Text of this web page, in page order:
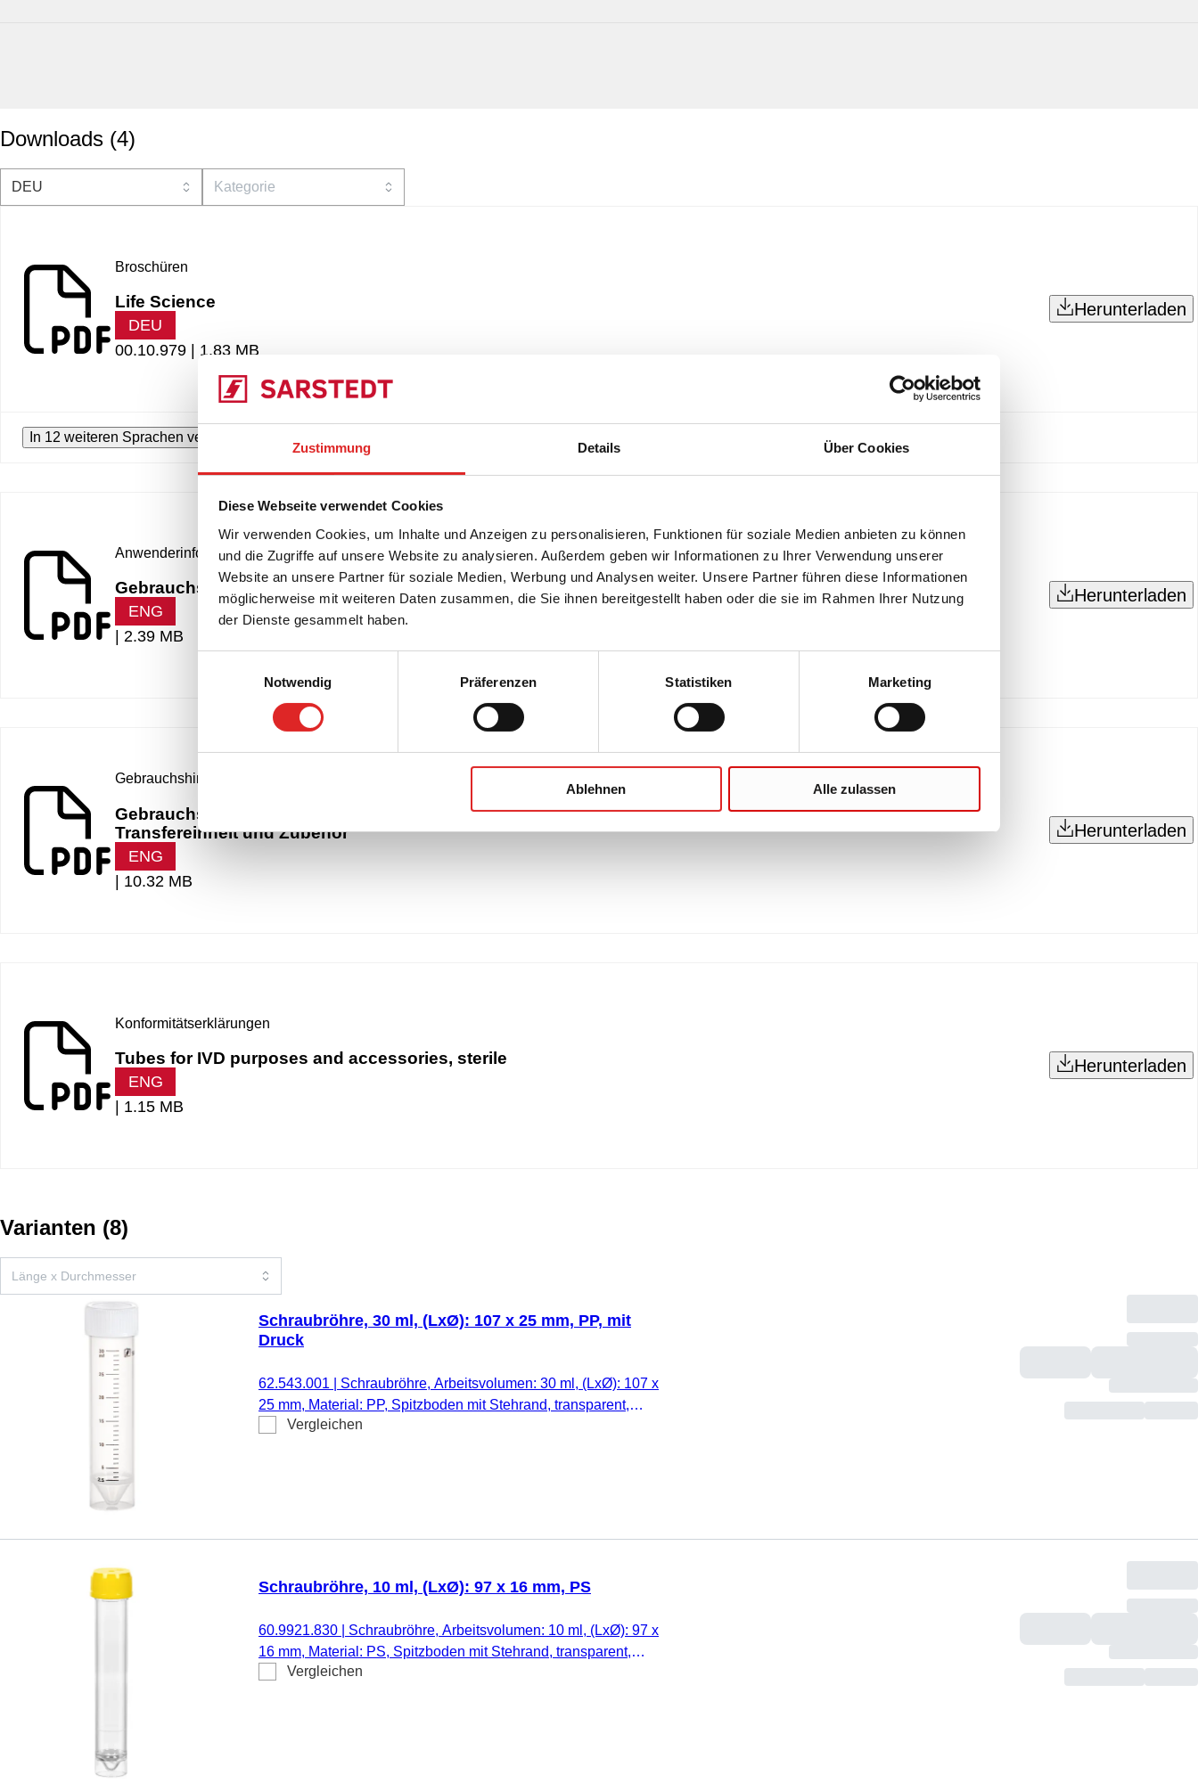
Zustimmung Details Über Cookies
Diese Webseite verwendet Cookies
Wir verwenden Cookies, um Inhalte und Anzeigen zu personalisieren, Funktionen für soziale Medien anbieten zu können
und die Zugriffe auf unsere Website zu analysieren. Außerdem geben wir Informationen zu Ihrer Verwendung unserer
Website an unsere Partner für soziale Medien, Werbung und Analysen weiter. Unsere Partner führen diese Informationen
möglicherweise mit weiteren Daten zusammen, die Sie ihnen bereitgestellt haben oder die sie im Rahmen Ihrer Nutzung
der Dienste gesammelt haben.
Notwendig
Präferenzen Statistiken Marketing
Ablehnen Alle zulassen
Downloads (4)
Broschüren
Life Science
DEU
00.10.979 | 1.83 MB
Herunterladen
In 12 weiteren Sprachen verfügbar
Anwenderinformationen
Gebrauchshinweis UriSet 24 NFT
ENG
|2.39 MB
Herunterladen
Gebrauchshinweis
Gebrauchshinweis – SARSTEDT V-Monovette® Urin, Urin-Becher und -Sammelflasche mit integrierter
Transfereinheit und Zubehör
ENG
| 10.32 MB
Herunterladen
Konformitätserklärungen
Tubes for IVD purposes and accessories, sterile
ENG
1.15 MB
Herunterladen
Varianten (8)
Schraubröhre, 30 ml, (LxØ): 107 x 25 mm, PP, mit
Druck
62.543.001
Schraubröhre, Arbeitsvolumen: 30 ml, (LxØ): 107 x
25 mm, Material: PP, Spitzboden mit Stehrand, transparent,
Schraubverschluss, natur, Verschluss montiert, mit Druck,
Vergleichen
Schraubröhre, 10 ml, (LxØ): 97 x 16 mm, PS
60.9921.830
Schraubröhre, Arbeitsvolumen: 10 ml, (LxØ): 97 x
16 mm, Material: PS, Spitzboden mit Stehrand, transparent,
Schraubverschluss, gelb, Verschluss montiert, 100 Stück/Beutel
Vergleichen